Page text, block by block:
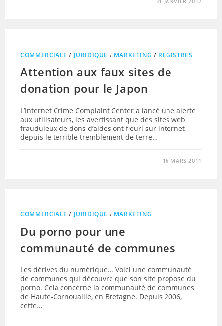
COMMERCIALE / JURIDIQUE / MARKETING / REGISTRES
Attention aux faux sites de
donation pour le Japon
L’Internet Crime Complaint Center a lancé une alerte
aux utilisateurs, les avertissant que des sites web
frauduleux de dons d’aides ont fleuri sur internet
depuis le terrible tremblement de terre…
16 MARS 2011
COMMERCIALE / JURIDIQUE / MARKETING
Du porno pour une
communauté de communes
Les dérives du numérique... Voici une communauté
de communes qui découvre que son site propose du
porno. Cela concerne la communauté de communes
de Haute-Cornouaille, en Bretagne. Depuis 2006,
cette…